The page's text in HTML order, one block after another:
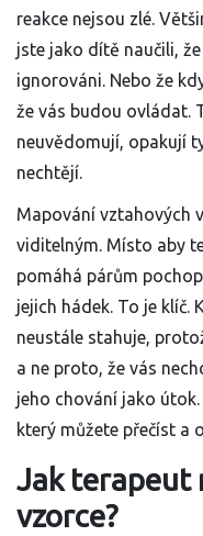
reakce nejsou zlé.
jste jako dítě naučili,
ignorováni. Nebo že
že vás budou ovládat.
neuvědomují, opakují
nechtějí.
Mapování vztahových
viditelným. Místo aby
pomáhá párům
jejich hádek. To je klíč.
neustále stahuje,
a ne proto, že vás
jeho chování jako
který můžete přečíst a
Jak terapeut
vzorce?